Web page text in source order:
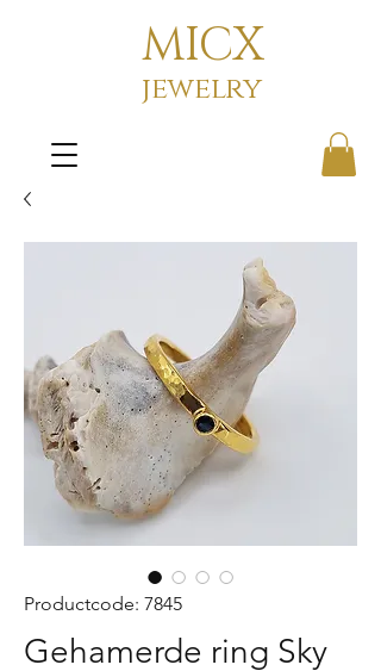
MICX
jewelry
Productcode: 7845
Gehamerde ring Sky